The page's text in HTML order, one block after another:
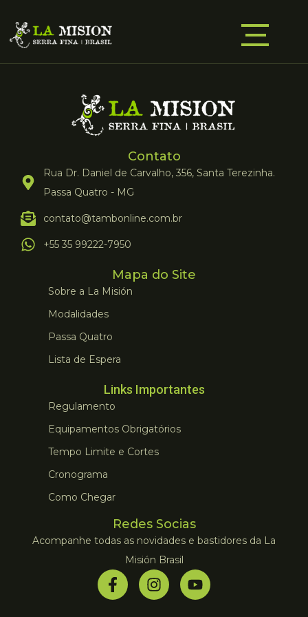
Contato
Rua Dr. Daniel de Carvalho, 356, Santa Terezinha.
Passa Quatro - MG
contato@tambonline.com.br
+55 35 99222-7950
Mapa do Site
Sobre a La Misión
Modalidades
Passa Quatro
Lista de Espera
Links Importantes
Regulamento
Equipamentos Obrigatórios
Tempo Limite e Cortes
Cronograma
Como Chegar
Redes Socias
Acompanhe todas as novidades e bastidores da La
Misión Brasil